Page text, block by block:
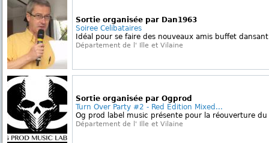
Sortie organisée par Dan1963
Soiree Celibataires
Idéal pour se faire des nouveaux amis buffet
Département de l' Ille et Vilaine
Sortie organisée par Ogprod
Turn Over Party #2 - Red Edition Mixed...
Og prod label music présente pour la réouverture
Département de l' Ille et Vilaine